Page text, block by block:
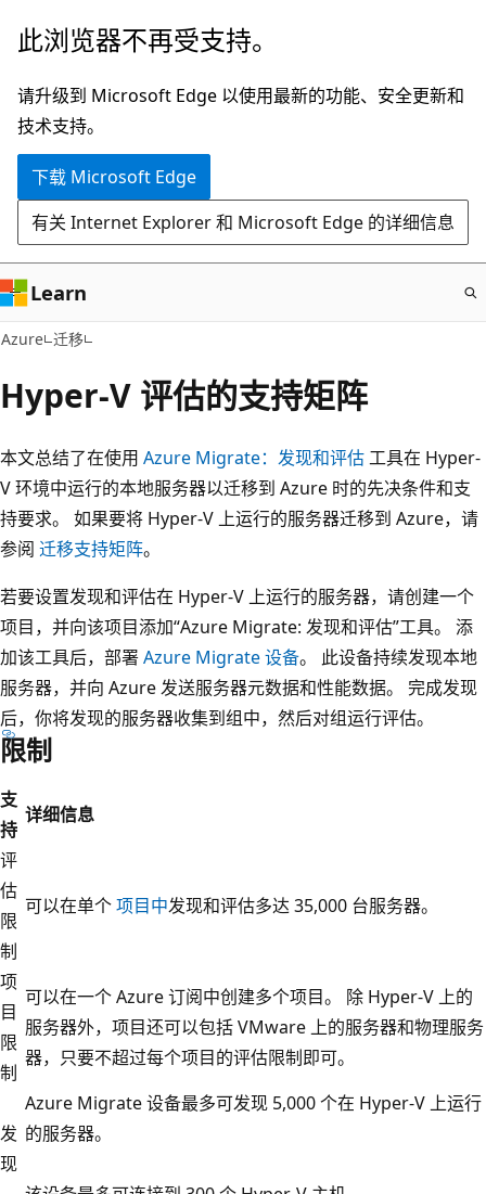
跳
主
要
内
此浏览器不再受支持。
请升级到 Microsoft Edge 以使用最新的功能、安全更新和
技术支持。
下载 Microsoft Edge
有关 Internet Explorer 和 Microsoft Edge 的详细信息
Learn
Azure 迁移
Hyper-V 评估的支持矩阵
本文总结了在使用 Azure Migrate：发现和评估工具在 Hyper-
V 环境中运行的本地服务器以迁移到 Azure 时的先决条件和支
持要求。 如果要将 Hyper-V 上运行的服务器迁移到 Azure，请
参阅 迁移支持矩阵。
若要设置发现和评估在 Hyper-V 上运行的服务器，请创建一个
项目，并向该项目添加“Azure Migrate: 发现和评估”工具。 添
加该工具后，部署Azure Migrate 设备。 此设备持续发现本地
服务器，并向 Azure 发送服务器元数据和性能数据。 完成发现
后，你将发现的服务器收集到组中，然后对组运行评估。
限制
支
持
详细信息
评
估
限
制
可以在单个项目中发现和评估多达 35,000 台服务器。
项
目
限
制
可以在一个 Azure 订阅中创建多个项目。 除 Hyper-V 上的
服务器外，项目还可以包括 VMware 上的服务器和物理服务
器，只要不超过每个项目的评估限制即可。
发
现
Azure Migrate 设备最多可发现 5,000 个在 Hyper-V 上运行
的服务器。